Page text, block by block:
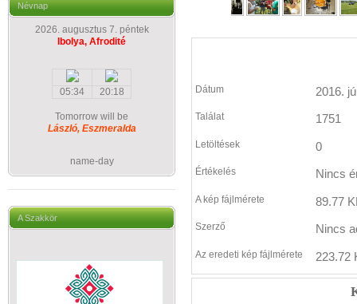
Névnap
2026. augusztus 7. péntek
Ibolya, Afrodité
05:34 20:18
Tomorrow will be
László, Eszmeralda
name-day
A Szakkör
Dátum 2016.
Találat 1751
Letöltések 0
Értékelés Nincs
A kép fájlmérete 89.77
Szerző Nincs
Az eredeti kép fájlmérete 223.72